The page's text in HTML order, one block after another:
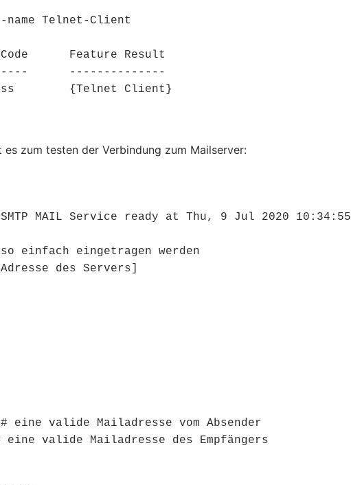
name Telnet-Client
Code      Feature Result
--------------
{Telnet Client}
zum testen der Verbindung zum Mailserver:
MAIL Service ready at Thu, 9 Jul 2020 10:34:55
so einfach eingetragen werden
des Servers]
# eine valide Mailadresse vom Absender
# eine valide Mailadresse des Empfängers